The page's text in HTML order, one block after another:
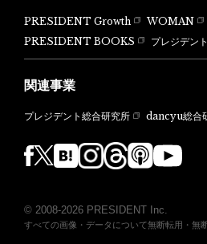
PRESIDENT Growth WOMAN
PRESIDENT BOOKS
プレジデ
関連事業
プレジデント総合研究所 dancyu総合
© 2008-2026 PRESIDENT Inc.
すべての画像・データについて無断転用・無